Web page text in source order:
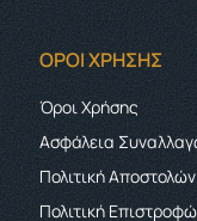
ΌΡΟΙ ΧΡΉΣΗΣ
Όροι Χρήσης
Ασφάλεια
Πολιτική Αποστολών
Πολιτική